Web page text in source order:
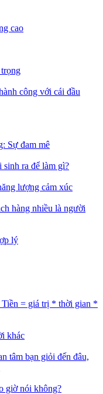
cao
công với cái đầu
Sự đam mê
ra để làm gì?
lượng cảm xúc
hàng nhiều là người
lý
= giá trị * thời gian *
khác
tâm bạn giỏi đến đâu,
giờ nói không?